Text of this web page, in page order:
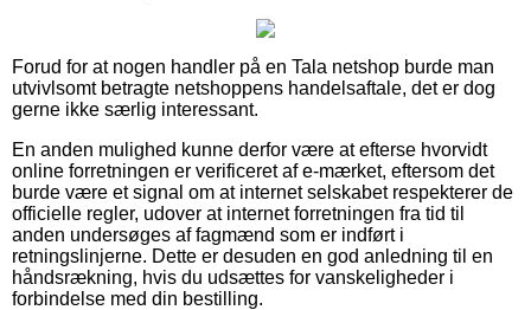
Forud for at nogen handler på en Tala netshop burde man
utvivlsomt betragte netshoppens handelsaftale, det er dog
gerne ikke særlig interessant.
En anden mulighed kunne derfor være at efterse hvorvidt
online forretningen er verificeret af e-mærket, eftersom det
burde være et signal om at internet selskabet respekterer de
officielle regler, udover at internet forretningen fra tid til
anden undersøges af fagmænd som er indført i
retningslinjerne. Dette er desuden en god anledning til en
håndsrækning, hvis du udsættes for vanskeligheder i
forbindelse med din bestilling.